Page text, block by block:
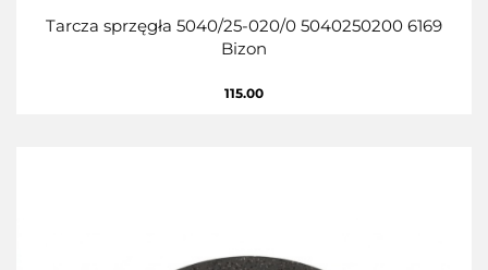
Tarcza sprzęgła 5040/25-020/0 5040250200 6169
Bizon
115.00